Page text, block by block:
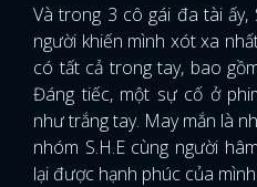
Và trong 3 cô gái đa tài ấy,
người khiến mình xót xa
có tất cả trong tay, bao
Đáng tiếc, một sự cố ở
như trắng tay. May mắn là
nhóm S.H.E cùng người
lại được hạnh phúc của mình.